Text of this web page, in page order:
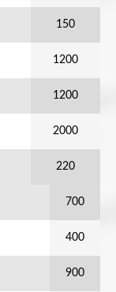
150
1200
1200
2000
220
700
400
900